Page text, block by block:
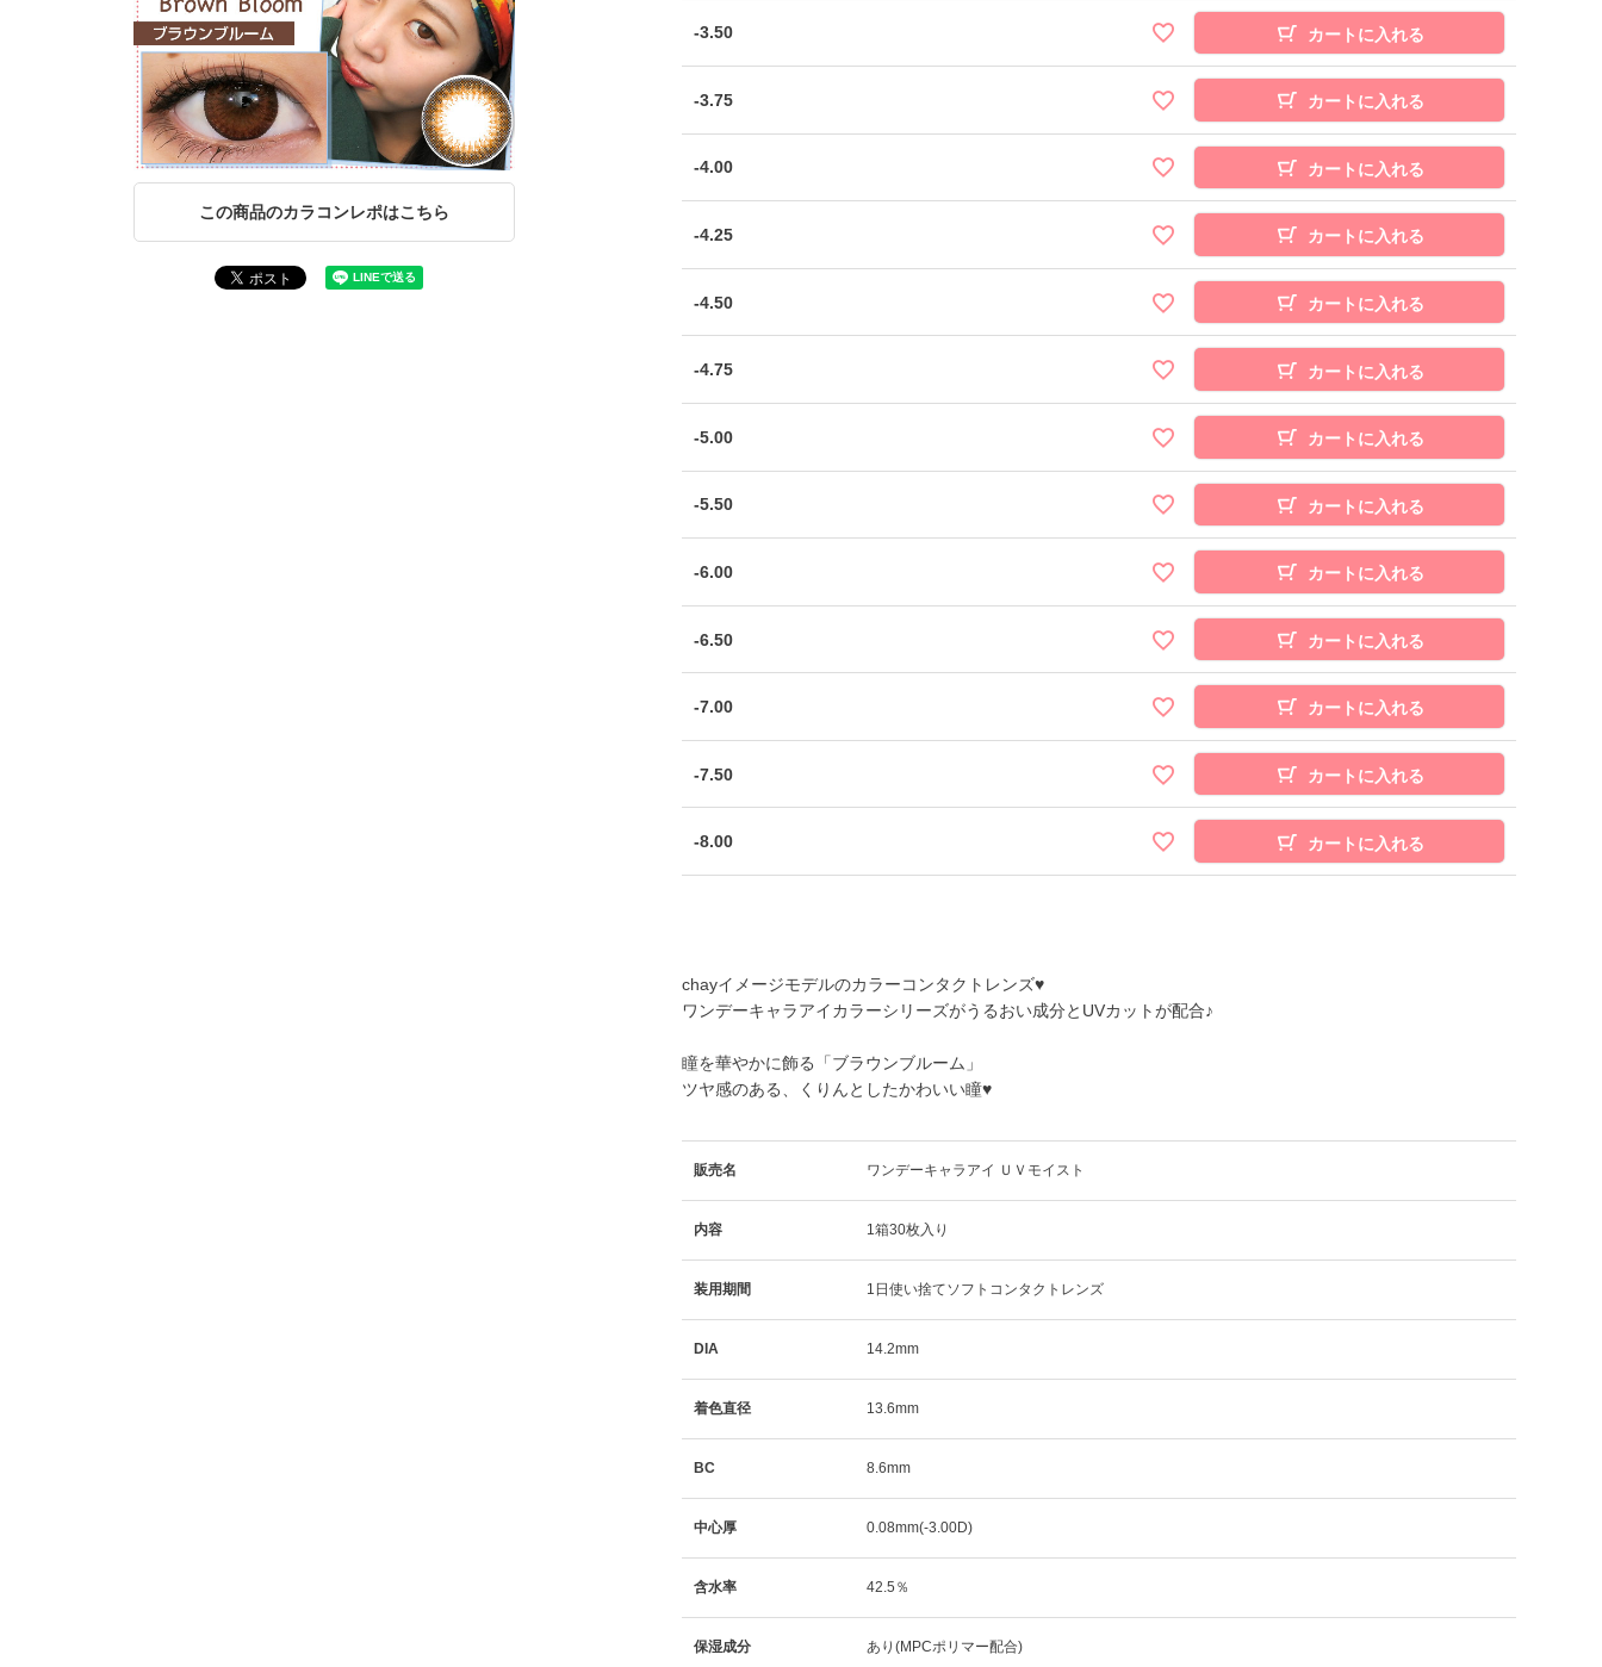
この商品のカラコンレポはこちら
-3.50 カートに入れる
-3.75 カートに入れる
-4.00 カートに入れる
-4.25 カートに入れる
-4.50 カートに入れる
-4.75 カートに入れる
-5.00 カートに入れる
-5.50 カートに入れる
-6.00 カートに入れる
-6.50 カートに入れる
-7.00 カートに入れる
-7.50 カートに入れる
-8.00 カートに入れる
chayイメージモデルのカラーコンタクトレンズ♥
ワンデーキャラアイカラーシリーズがうるおい成分とUVカットが配合♪
瞳を華やかに飾る「ブラウンブルーム」
ツヤ感のある、くりんとしたかわいい瞳♥
販売名 ワンデーキャラアイ ＵＶモイスト
内容 1箱30枚入り
装用期間 1日使い捨てソフトコンタクトレンズ
DIA 14.2mm
着色直径 13.6mm
BC 8.6mm
中心厚 0.08mm(-3.00D)
含水率 42.5％
保湿成分 あり(MPCポリマー配合)